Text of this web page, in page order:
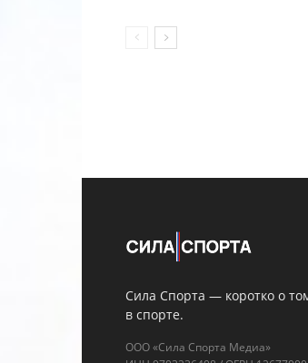
г. Москва, Пресненская наб., д. 12
выдано Роскомнадзором
info@silasporta.ru
О нас
Контакты
Пользовательское соглашение